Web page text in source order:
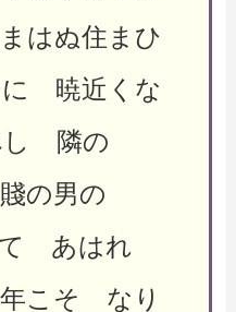
はぬ住まひ
に 暁近くな
し 隣の
の男の
て あはれ
こそ なり